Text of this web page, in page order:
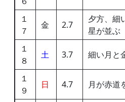
１
７
金 2.7
夕方、細
星が並ぶ
１
８
土 3.7 細い月と
１
９
日 4.7 月が赤道